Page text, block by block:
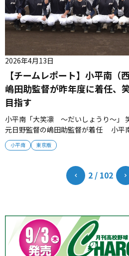
小平南 東京版
【チームレポート】小平南（
嶋田助監督が昨年度に着任、
目指す
2026年4月13日
小平南「大笑凛 〜だいしょうり〜」
元日野監督の嶋田助監督が着任 小平
練習スペースで都立高校野球の本質を
スローガンに、笑顔の先にある勝利を
2 / 102